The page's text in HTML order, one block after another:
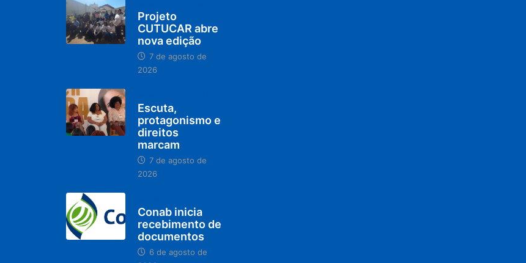
Projeto
CUTUCAR abre
nova edição
7 de agosto de
2026
Escuta,
protagonismo e
direitos
marcam
7 de agosto de
2026
Conab inicia
recebimento de
documentos
6 de agosto de